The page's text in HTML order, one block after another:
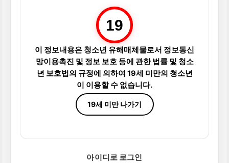
19
이 정보내용은 청소년 유해매체물로서 정보통신
망이용촉진 및 정보 보호 등에 관한 법률 및 청소
년 보호법의 규정에 의하여 19세 미만의 청소년
이 이용할 수 없습니다.
19세 미만 나가기
아이디로 로그인